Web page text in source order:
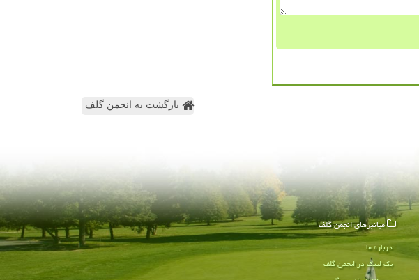
بازگشت به انجمن گلف
میانبرهای انجمن گلف
درباره ما
بک لینک در انجمن گلف